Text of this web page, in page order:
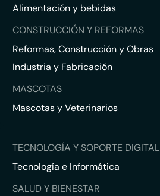
Alimentación y bebidas
CONSTRUCCIÓN Y REFORMAS
Reformas, Construcción y Obras
Industria y Fabricación
MASCOTAS
Mascotas y Veterinarios
TECNOLOGÍA Y SOPORTE DIGITAL
Tecnología e Informática
SALUD Y BIENESTAR